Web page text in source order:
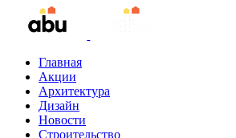
Главная
Акции
Архитектура
Дизайн
Новости
Строительство